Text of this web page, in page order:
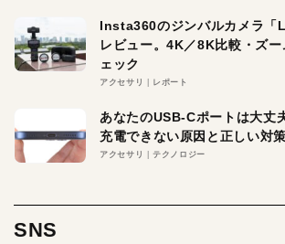
Insta360のジンバルカメラ
レビュー。4K／8K比較・ズ
ェック
アクセサリ レポート
あなたのUSB-Cポートは大丈
充電できない原因と正しい対策
アクセサリ テクノロジー
SNS